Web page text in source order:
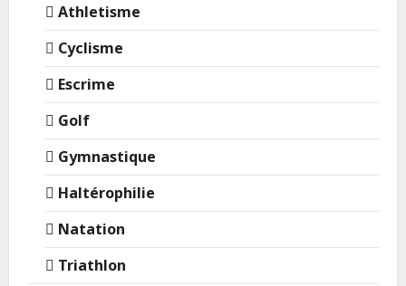
Athletisme
Cyclisme
Escrime
Golf
Gymnastique
Haltérophilie
Natation
Triathlon